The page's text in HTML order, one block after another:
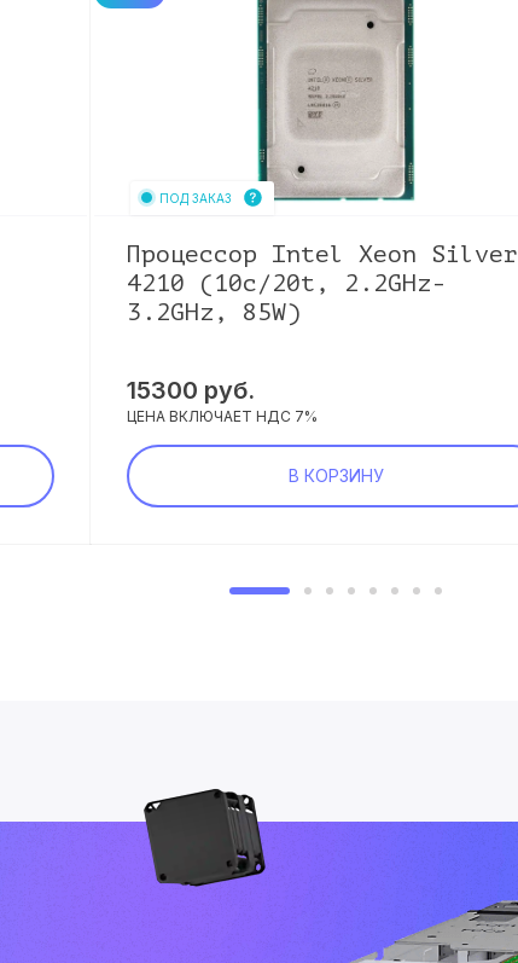
ПОД ЗАКАЗ
Процессор Intel Xeon Silver
4210 (10c/20t, 2.2GHz-
3.2GHz, 85W)
15300 руб.
ЦЕНА ВКЛЮЧАЕТ НДС 7%
В КОРЗИНУ